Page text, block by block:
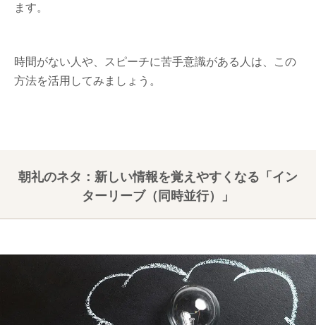
ます。
時間がない人や、スピーチに苦手意識がある人は、この
方法を活用してみましょう。
朝礼のネタ：新しい情報を覚えやすくなる「イン
ターリーブ（同時並行）」